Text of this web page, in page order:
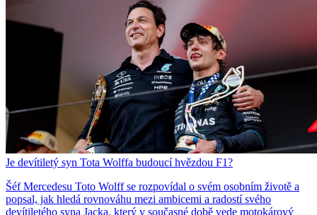
Je devítiletý syn Tota Wolffa budoucí hvězdou F1?
Šéf Mercedesu Toto Wolff se rozpovídal o svém osobním životě a
popsal, jak hledá rovnováhu mezi ambicemi a radostí svého
devítiletého syna Jacka, který v současné době vede motokárový